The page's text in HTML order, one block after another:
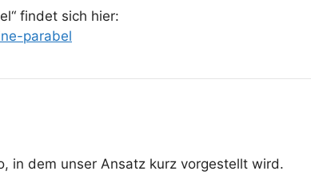
findet sich hier:
parabel
in dem unser Ansatz kurz vorgestellt wird.